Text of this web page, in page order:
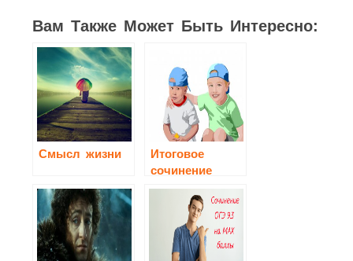
Вам Также Может Быть Интересно:
Смысл жизни
Итоговое
сочинение
«Дружба»